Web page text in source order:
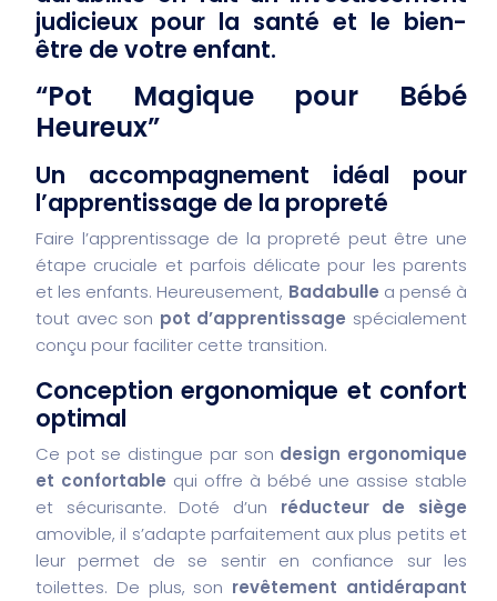
judicieux pour la santé et le bien-
être de votre enfant.
“Pot Magique pour Bébé
Heureux”
Un accompagnement idéal pour
l’apprentissage de la propreté
Faire l’apprentissage de la propreté peut être une
étape cruciale et parfois délicate pour les parents
et les enfants. Heureusement, Badabulle a pensé à
tout avec son pot d’apprentissage spécialement
conçu pour faciliter cette transition.
Conception ergonomique et confort
optimal
Ce pot se distingue par son design ergonomique
et confortable qui offre à bébé une assise stable
et sécurisante. Doté d’un réducteur de siège
amovible, il s’adapte parfaitement aux plus petits et
leur permet de se sentir en confiance sur les
toilettes. De plus, son revêtement antidérapant